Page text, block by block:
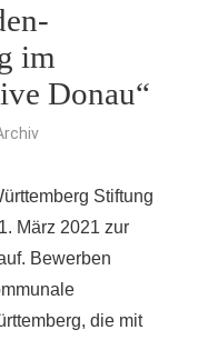
im
Donau“
Stiftung
März 2021 zur
Bewerben
die mit